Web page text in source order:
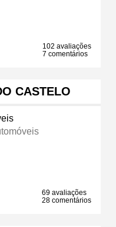
102 avaliações
7 comentários
CASTELO
69 avaliações
28 comentários